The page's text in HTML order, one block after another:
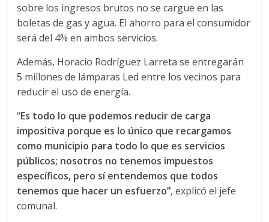
sobre los ingresos brutos no se cargue en las
boletas de gas y agua. El ahorro para el consumidor
será del 4% en ambos servicios.
Además, Horacio Rodríguez Larreta se entregarán
5 millones de lámparas Led entre los vecinos para
reducir el uso de energía.
“Es todo lo que podemos reducir de carga
impositiva porque es lo único que recargamos
como municipio para todo lo que es servicios
públicos; nosotros no tenemos impuestos
específicos, pero sí entendemos que todos
tenemos que hacer un esfuerzo”, explicó el jefe
comunal.